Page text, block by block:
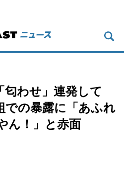
匂わせ」連発して
の暴露に「あふれ
ん！」と赤面